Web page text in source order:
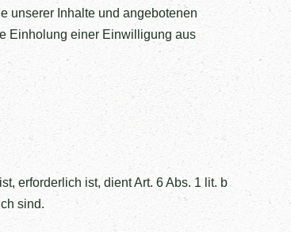
unserer Inhalte und angebotenen
Einholung einer Einwilligung aus
erforderlich ist, dient Art. 6 Abs. 1 lit. b
sind.